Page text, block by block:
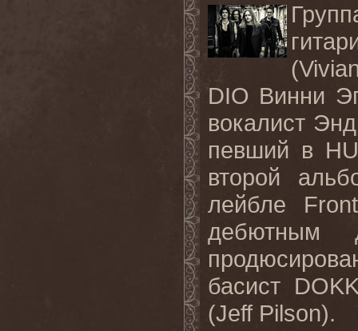
DIO Винни
вокалист
певший в
второй
лейбле
дебютным
басист
(Jeff Pilson).